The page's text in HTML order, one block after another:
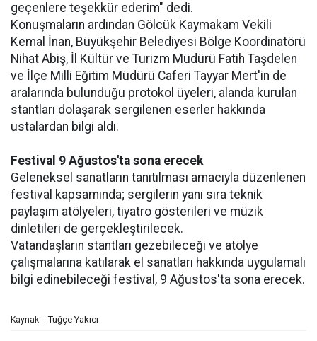
geçenlere teşekkür ederim" dedi.
Konuşmaların ardından Gölcük Kaymakam Vekili
Kemal İnan, Büyükşehir Belediyesi Bölge Koordinatörü
Nihat Abiş, İl Kültür ve Turizm Müdürü Fatih Taşdelen
ve İlçe Milli Eğitim Müdürü Caferi Tayyar Mert'in de
aralarında bulunduğu protokol üyeleri, alanda kurulan
stantları dolaşarak sergilenen eserler hakkında
ustalardan bilgi aldı.
Festival 9 Ağustos'ta sona erecek
Geleneksel sanatların tanıtılması amacıyla düzenlenen
festival kapsamında; sergilerin yanı sıra teknik
paylaşım atölyeleri, tiyatro gösterileri ve müzik
dinletileri de gerçekleştirilecek.
Vatandaşların stantları gezebileceği ve atölye
çalışmalarına katılarak el sanatları hakkında uygulamalı
bilgi edinebileceği festival, 9 Ağustos'ta sona erecek.
Kaynak: Tuğçe Yakıcı